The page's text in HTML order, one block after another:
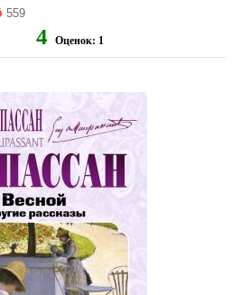
559
4 Оценок: 1